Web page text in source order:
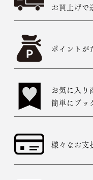
お買上げで
ポイントが
お気に入り
簡単にブッ
様々なお支